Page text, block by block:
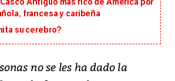
Antiguo más rico de América por
francesa y caribeña
su cerebro?
no se les ha dado la